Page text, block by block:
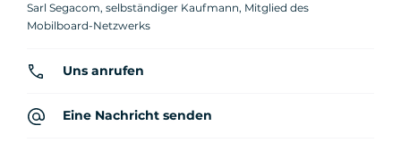
Sarl Segacom, selbständiger Kaufmann, Mitglied des
Mobilboard-Netzwerks
Uns anrufen
Eine Nachricht senden